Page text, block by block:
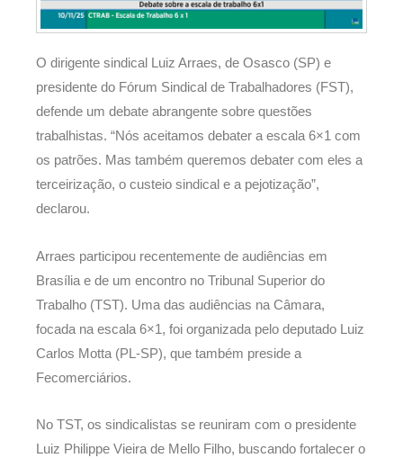
O dirigente sindical Luiz Arraes, de Osasco (SP) e
presidente do Fórum Sindical de Trabalhadores (FST),
defende um debate abrangente sobre questões
trabalhistas. “Nós aceitamos debater a escala 6×1 com
os patrões. Mas também queremos debater com eles a
terceirização, o custeio sindical e a pejotização”,
declarou.
Arraes participou recentemente de audiências em
Brasília e de um encontro no Tribunal Superior do
Trabalho (TST). Uma das audiências na Câmara,
focada na escala 6×1, foi organizada pelo deputado Luiz
Carlos Motta (PL-SP), que também preside a
Fecomerciários.
No TST, os sindicalistas se reuniram com o presidente
Luiz Philippe Vieira de Mello Filho, buscando fortalecer o